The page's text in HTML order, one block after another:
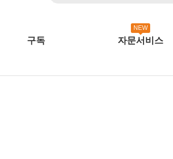
구독
NEW
자문서비스